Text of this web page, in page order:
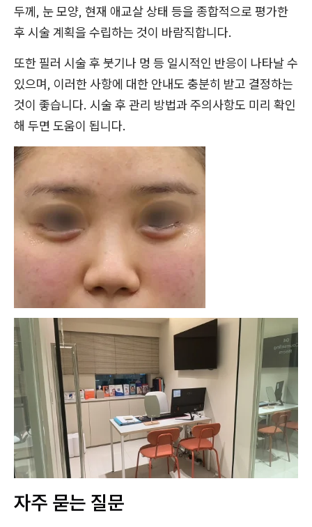
두께, 눈 모양, 현재 애교살 상태 등을 종합적으로 평가한
후 시술 계획을 수립하는 것이 바람직합니다.
또한 필러 시술 후 붓기나 멍 등 일시적인 반응이 나타날 수
있으며, 이러한 사항에 대한 안내도 충분히 받고 결정하는
것이 좋습니다. 시술 후 관리 방법과 주의사항도 미리 확인
해 두면 도움이 됩니다.
자주 묻는 질문